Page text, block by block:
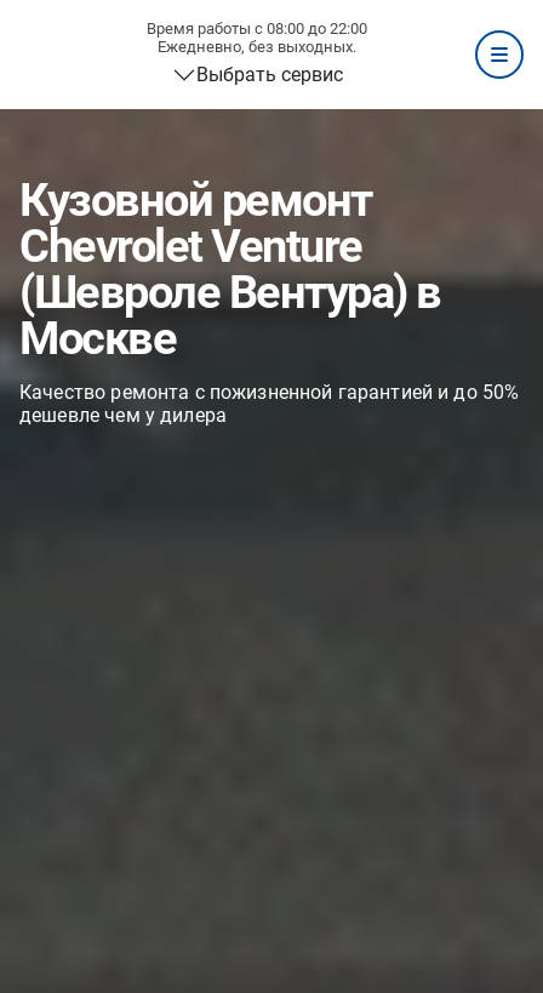
Время работы с 08:00 до 22:00
Ежедневно, без выходных.
Выбрать сервис
Кузовной ремонт
Chevrolet Venture
(Шевроле Вентура) в
Москве
Качество ремонта с пожизненной гарантией и до 50%
дешевле чем у дилера